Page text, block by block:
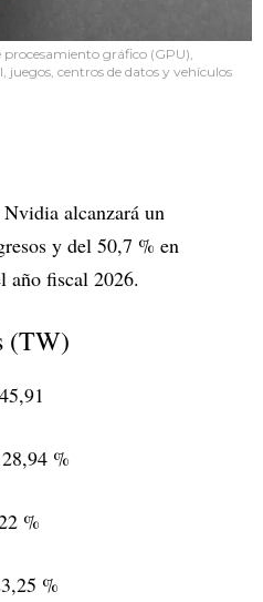
procesamiento gráfico (GPU),
juegos, centros de datos y vehículos
Nvidia alcanzará un
y del 50,7 % en
año fiscal 2026.
(TW)
%
%
%